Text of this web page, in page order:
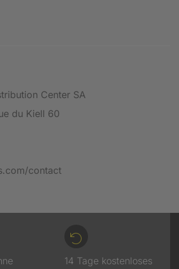
Center SA
du Kiell 60
contact
14 Tage kostenloses